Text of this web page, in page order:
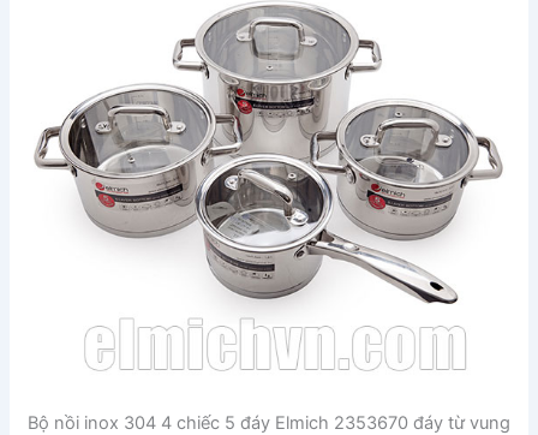
Bộ nồi inox 304 4 chiếc 5 đáy Elmich 2353670 đáy từ vung